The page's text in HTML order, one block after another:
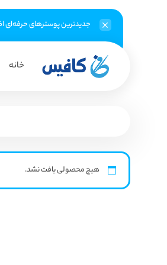
جدیدترین پوسترهای حرفه‌ای اضافه شد! بیش
خانه
هیچ محصولی یافت نشد.